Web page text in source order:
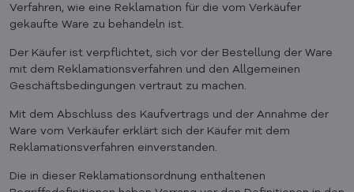
Verfahren, wie eine Reklamation für die vom Verkäufer
gekaufte Ware zu behandeln ist.
Der Käufer ist verpflichtet, sich vor der Bestellung der Ware
mit dem Reklamationsverfahren und den Allgemeinen
Geschäftsbedingungen vertraut zu machen.
Mit dem Abschluss des Kaufvertrags und der Annahme der
Ware vom Verkäufer erklärt sich der Käufer mit dem
Reklamationsverfahren einverstanden.
Die in dieser Reklamationsordnung enthaltenen